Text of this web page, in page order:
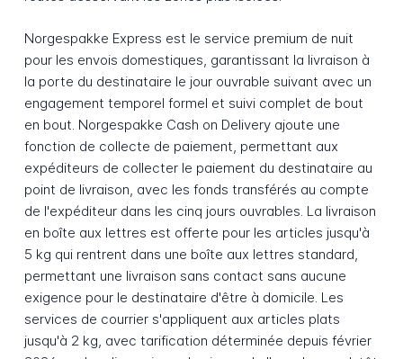
Norgespakke Express est le service premium de nuit
pour les envois domestiques, garantissant la livraison à
la porte du destinataire le jour ouvrable suivant avec un
engagement temporel formel et suivi complet de bout
en bout. Norgespakke Cash on Delivery ajoute une
fonction de collecte de paiement, permettant aux
expéditeurs de collecter le paiement du destinataire au
point de livraison, avec les fonds transférés au compte
de l'expéditeur dans les cinq jours ouvrables. La livraison
en boîte aux lettres est offerte pour les articles jusqu'à
5 kg qui rentrent dans une boîte aux lettres standard,
permettant une livraison sans contact sans aucune
exigence pour le destinataire d'être à domicile. Les
services de courrier s'appliquent aux articles plats
jusqu'à 2 kg, avec tarification déterminée depuis février